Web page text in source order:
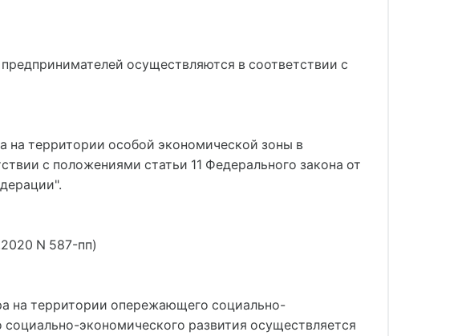
осуществляются в соответствии с
на территории особой экономической зоны в
с положениями статьи 11 Федерального закона от
N 587-пп)
на территории опережающего социально-
экономического развития осуществляется